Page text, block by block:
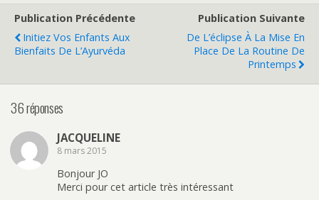
Publication Précédente
Initiez Vos Enfants Aux
Bienfaits De L’Ayurvéda
Publication Suivante
De L’éclipse À La Mise En
Place De La Routine De
Printemps
36 réponses
JACQUELINE
8 mars 2015
Bonjour JO
Merci pour cet article très intéressant